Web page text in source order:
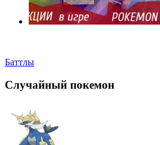
Баттлы
Случайный покемон